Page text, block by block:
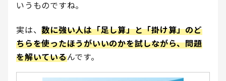
いうものですね。
実は、数に強い人は「足し算」と「掛け算」のど
ちらを使ったほうがいいのかを試しながら、問題
を解いているんです。